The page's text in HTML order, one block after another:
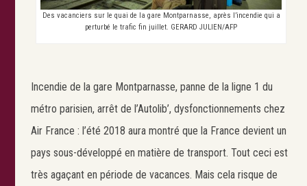
Des vacanciers sur le quai de la gare Montparnasse, après l’incendie qui a
perturbé le trafic fin juillet. GERARD JULIEN/AFP
Incendie de la gare Montparnasse, panne de la ligne 1 du
métro parisien, arrêt de l’Autolib’, dysfonctionnements chez
Air France : l’été 2018 aura montré que la France devient un
pays sous-développé en matière de transport. Tout ceci est
très agaçant en période de vacances. Mais cela risque de